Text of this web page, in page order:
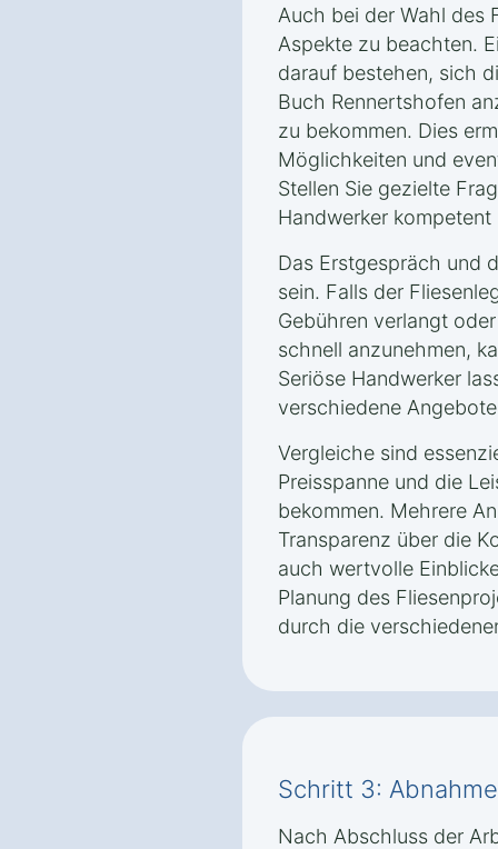
Auch bei der Wahl des
Aspekte zu beachten.
darauf bestehen, sich
Buch Rennertshofen
zu bekommen. Dies
Möglichkeiten und
Stellen Sie gezielte
Handwerker
Das Erstgespräch und
sein. Falls der
Gebühren verlangt
schnell anzunehmen,
Seriöse Handwerker
verschiedene
Vergleiche sind
Preisspanne und die
bekommen. Mehrere
Transparenz über die
auch wertvolle
Planung des
durch die
Schritt 3:
Nach Abschluss der